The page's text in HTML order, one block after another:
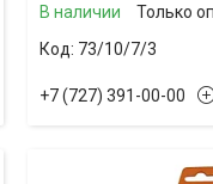
В наличии
Только
73/10/7/3
+7 (727) 391-00-00